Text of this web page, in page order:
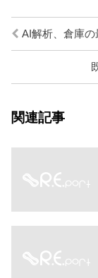
AI解析、倉庫
関連記事